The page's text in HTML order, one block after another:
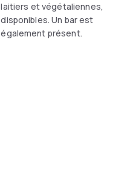
laitiers et végétaliennes,
disponibles. Un bar est
également présent.